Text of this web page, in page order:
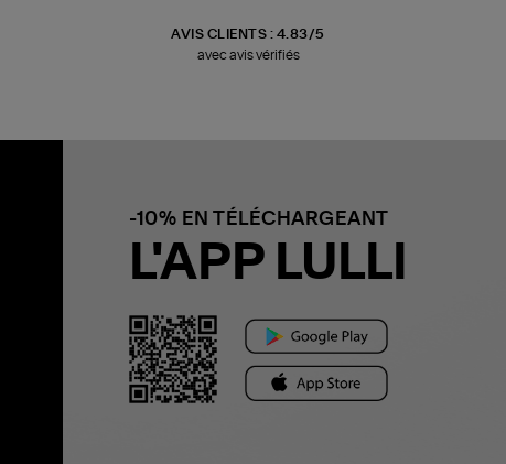
AVIS CLIENTS : 4.83/5
avec avis vérifiés
-10% EN TÉLÉCHARGEANT
L'APP LULLI